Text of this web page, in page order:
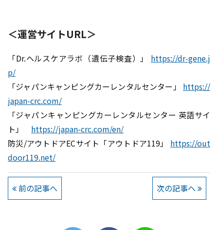
＜運営サイトURL＞
「Dr.ヘルスケアラボ（遺伝子検査）」 https://dr-gene.j
p/
「ジャパンキャンピングカーレンタルセンター」 https://
japan-crc.com/
「ジャパンキャンピングカーレンタルセンター 英語サイ
ト」 https://japan-crc.com/en/
防災/アウトドアECサイト「アウトドア119」 https://out
door119.net/
前の記事へ 次の記事へ